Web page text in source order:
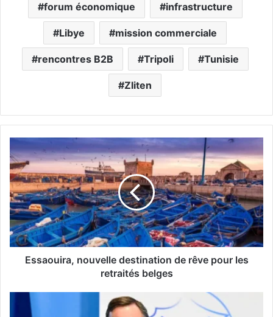
forum économique infrastructure
Libye mission commerciale
rencontres B2B Tripoli Tunisie
Zliten
s
s
a
o
u
i
r
a
Essaouira, nouvelle destination de rêve pour les
retraités belges